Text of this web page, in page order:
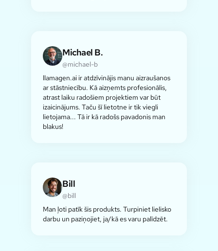
Michael B.
@michael-b
llamagen.ai ir atdzīvinājis manu aizraušanos
ar stāstniecību. Kā aizņemts profesionālis,
atrast laiku radošiem projektiem var būt
izaicinājums. Taču šī lietotne ir tik viegli
lietojama... Tā ir kā radošs pavadonis man
blakus!
Bill
@bill
Man ļoti patīk šis produkts. Turpiniet lielisko
darbu un paziņojiet, ja/kā es varu palīdzēt.